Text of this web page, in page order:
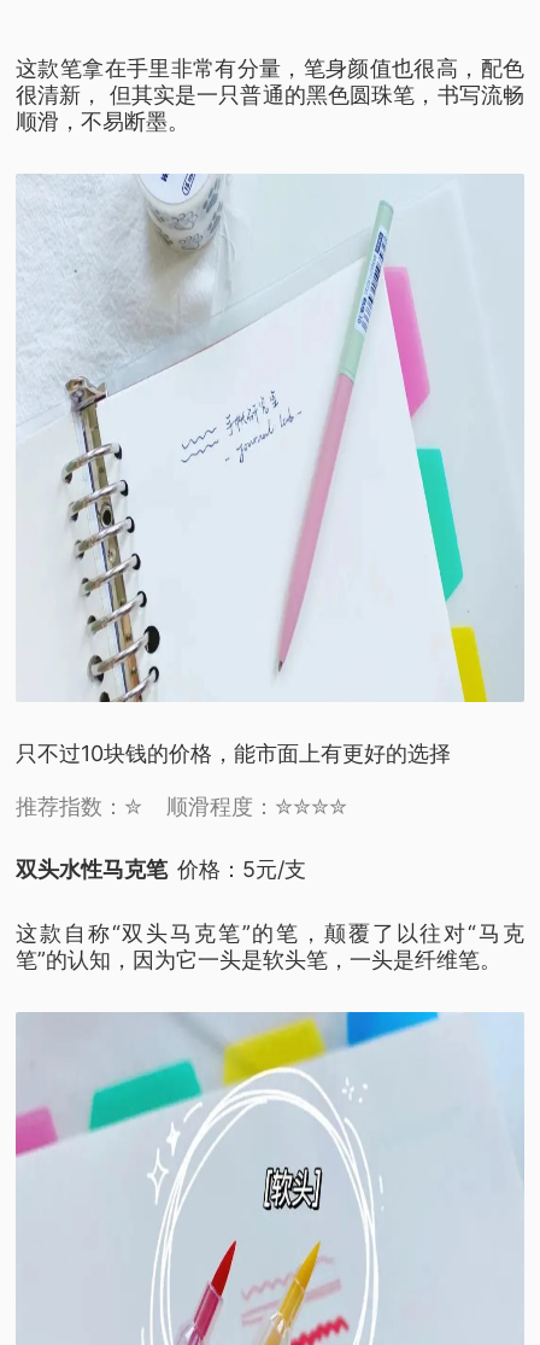
这款笔拿在手里非常有分量， 笔身颜值也很高，配色
很清新，
但其实是一只普通的黑色圆珠笔， 书写流畅
顺滑，不易断墨。
只不过10块钱的价格，能市面上有更好的选择
推荐指数：✮ 顺滑程度：✮✮✮✮
双头水性马克笔价格：5元/支
这款自称“双头马克笔”的笔，颠覆了以往对“马克
笔”的认知， 因为它一头是软头笔，一头是纤维笔。